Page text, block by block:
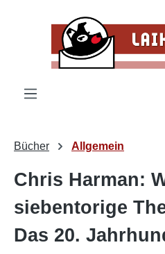
Zum Hauptinhalt springen
Bücher Allgemein
Chris Harman:
siebentorige
Das 20.